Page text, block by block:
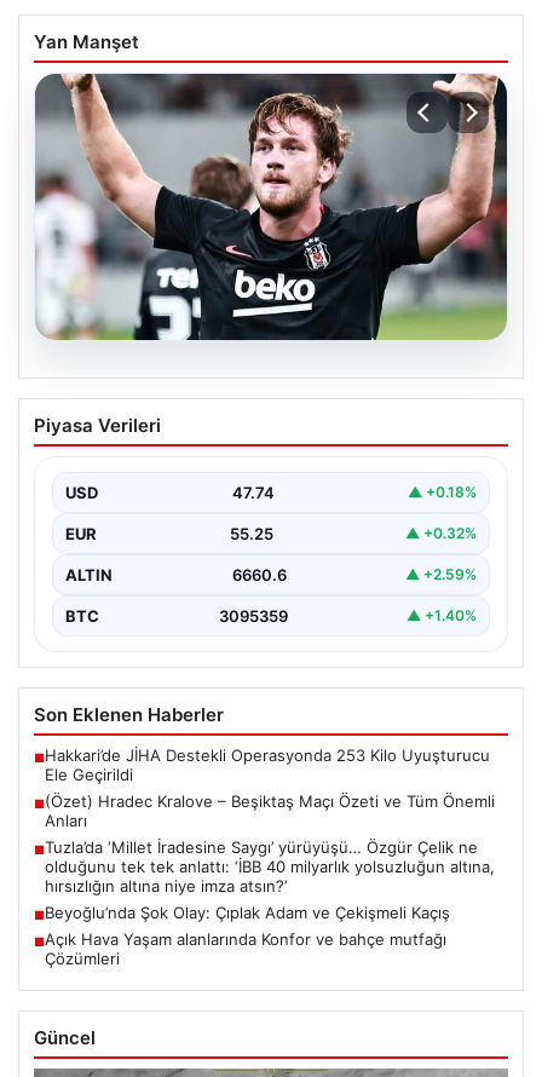
Yan Manşet
(Özet) Hradec Kralove – Beşiktaş Maçı
Özeti ve Tüm Önemli Anları
Piyasa Verileri
USD 47.74 ▲ +0.18%
EUR 55.25 ▲ +0.32%
ALTIN 6660.6 ▲ +2.59%
BTC 3095359 ▲ +1.40%
Son Eklenen Haberler
■Hakkari’de JİHA Destekli Operasyonda 253 Kilo Uyuşturucu
Ele Geçirildi
■(Özet) Hradec Kralove – Beşiktaş Maçı Özeti ve Tüm Önemli
Anları
■Tuzla’da ‘Millet İradesine Saygı’ yürüyüşü… Özgür Çelik ne
olduğunu tek tek anlattı: ‘İBB 40 milyarlık yolsuzluğun altına,
hırsızlığın altına niye imza atsın?’
■Beyoğlu’nda Şok Olay: Çıplak Adam ve Çekişmeli Kaçış
■Açık Hava Yaşam alanlarında Konfor ve bahçe mutfağı
Çözümleri
Güncel